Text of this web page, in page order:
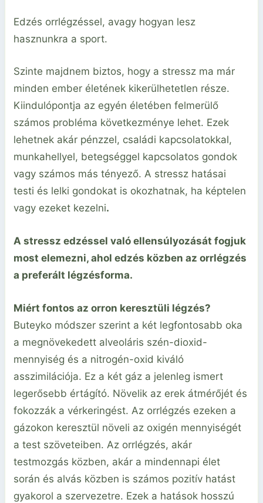
Edzés orrlégzéssel, avagy hogyan lesz
hasznunkra a sport.
Szinte majdnem biztos, hogy a stressz ma már
minden ember életének kikerülhetetlen része.
Kiindulópontja az egyén életében felmerülő
számos probléma következménye lehet. Ezek
lehetnek akár pénzzel, családi kapcsolatokkal,
munkahellyel, betegséggel kapcsolatos gondok
vagy számos más tényező. A stressz hatásai
testi és lelki gondokat is okozhatnak, ha képtelen
vagy ezeket kezelni.
A stressz edzéssel való ellensúlyozását fogjuk
most elemezni, ahol edzés közben az orrlégzés
a preferált légzésforma.
Miért fontos az orron keresztüli légzés?
Buteyko módszer szerint a két legfontosabb oka
a megnövekedett alveoláris szén-dioxid-
mennyiség és a nitrogén-oxid kiváló
asszimilációja. Ez a két gáz a jelenleg ismert
legerősebb értágító. Növelik az erek átmérőjét és
fokozzák a vérkeringést. Az orrlégzés ezeken a
gázokon keresztül növeli az oxigén mennyiségét
a test szöveteiben. Az orrlégzés, akár
testmozgás közben, akár a mindennapi élet
során és alvás közben is számos pozitív hatást
gyakorol a szervezetre. Ezek a hatások hosszú